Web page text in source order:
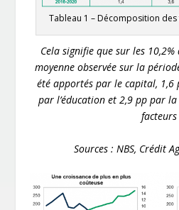
Tableau 1 – Décomposition
Cela signifie que sur les
moyenne observée sur la
été apportés par le capital,
par l’éducation et 2,9 pp par
facteurs
Sources : NBS, Crédit